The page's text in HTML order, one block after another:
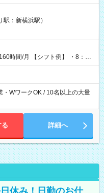
：新横浜駅）
例】 ・8：00
・WワークOK / 10名以上の大量
る 詳細へ
休み！日勤のお仕